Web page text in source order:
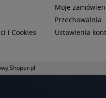
i Cookies
Moje
Przechowalnia
Ustawienia
Shoper.pl